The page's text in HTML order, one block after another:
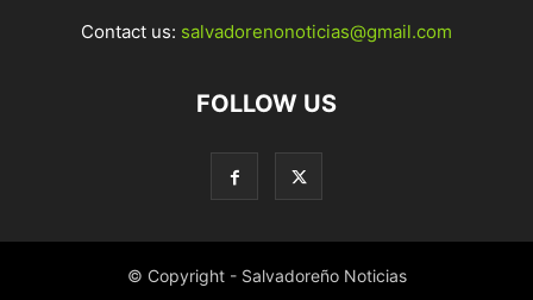
Contact us: salvadorenonoticias@gmail.com
FOLLOW US
© Copyright - Salvadoreño Noticias